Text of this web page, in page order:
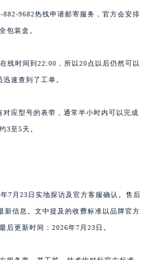
9682热线申请邮寄服务，官方会安排
包装盒。
线时间到22:00，所以20点以后仍然可以
速查到了工单。
应型号的表带，通常半小时内可以完成
3至5天。
7月23日实地探访及官方客服确认。售后
新信息。文中提及的收费标准以品牌官方
后更新时间：2026年7月23日。